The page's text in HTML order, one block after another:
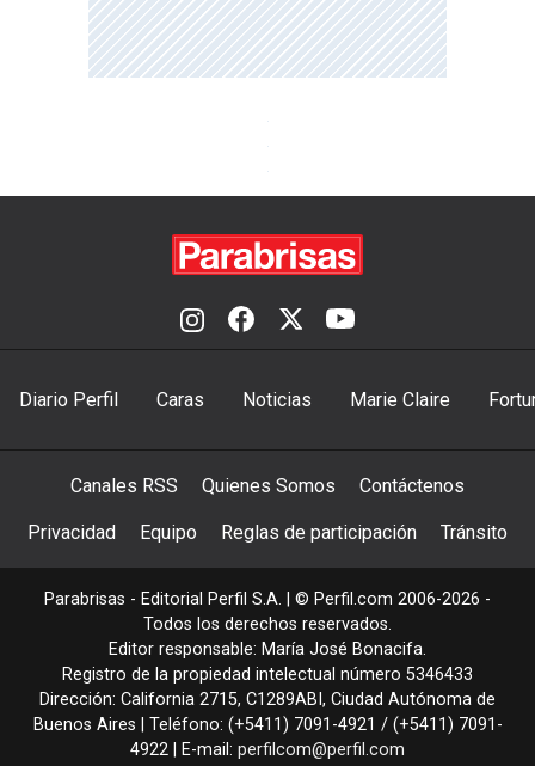
Diario Perfil Caras Noticias Marie Claire
Canales RSS Quienes Somos Contáctenos
Privacidad Equipo Reglas de participación Tránsito
Parabrisas - Editorial Perfil S.A. | © Perfil.com 2006-2026 -
Todos los derechos reservados.
Editor responsable: María José Bonacifa.
Registro de la propiedad intelectual número 5346433
Dirección: California 2715, C1289ABI , Ciudad Autónoma de
Buenos Aires | Teléfono: (+5411) 7091-4921 / (+5411) 7091-
4922 | E-mail: perfilcom@perfil.com